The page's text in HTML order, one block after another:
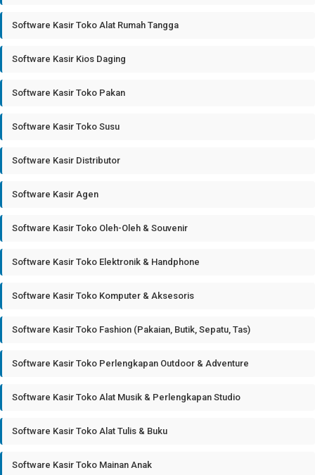
Software Kasir Toko Alat Rumah Tangga
Software Kasir Kios Daging
Software Kasir Toko Pakan
Software Kasir Toko Susu
Software Kasir Distributor
Software Kasir Agen
Software Kasir Toko Oleh-Oleh & Souvenir
Software Kasir Toko Elektronik & Handphone
Software Kasir Toko Komputer & Aksesoris
Software Kasir Toko Fashion (Pakaian, Butik, Sepatu, Tas)
Software Kasir Toko Perlengkapan Outdoor & Adventure
Software Kasir Toko Alat Musik & Perlengkapan Studio
Software Kasir Toko Alat Tulis & Buku
Software Kasir Toko Mainan Anak